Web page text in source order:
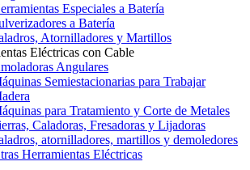
Especiales a Batería
a Batería
Atornilladores y Martillos
Eléctricas con Cable
Angulares
Semiestacionarias para Trabajar
para Tratamiento y Corte de Metales
Caladoras, Fresadoras y Lijadoras
atornilladores, martillos y demoledores
Herramientas Eléctricas